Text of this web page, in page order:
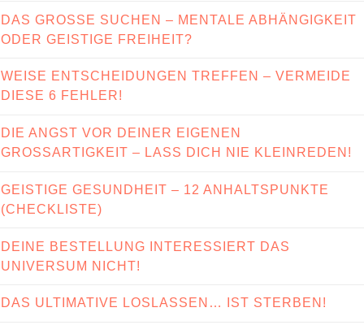
DAS GROSSE SUCHEN – MENTALE ABHÄNGIGKEIT
ODER GEISTIGE FREIHEIT?
WEISE ENTSCHEIDUNGEN TREFFEN – VERMEIDE
DIESE 6 FEHLER!
DIE ANGST VOR DEINER EIGENEN
GROSSARTIGKEIT – LASS DICH NIE KLEINREDEN!
GEISTIGE GESUNDHEIT – 12 ANHALTSPUNKTE
(CHECKLISTE)
DEINE BESTELLUNG INTERESSIERT DAS
UNIVERSUM NICHT!
DAS ULTIMATIVE LOSLASSEN… IST STERBEN!